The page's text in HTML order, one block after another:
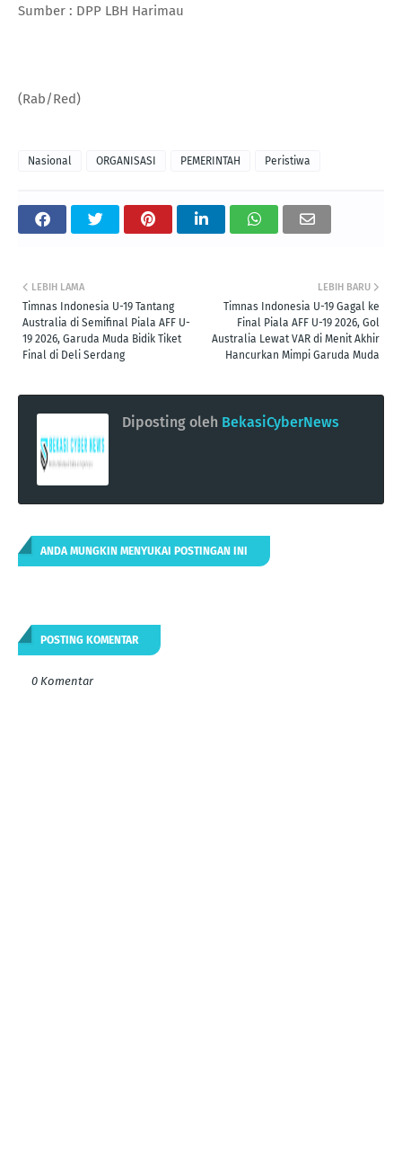
Sumber : DPP LBH Harimau
(Rab/Red)
Nasional ORGANISASI PEMERINTAH Peristiwa
LEBIH BARU
Timnas Indonesia U-19 Gagal ke
Final Piala AFF U-19 2026, Gol
Australia Lewat VAR di Menit Akhir
Hancurkan Mimpi Garuda Muda
LEBIH LAMA
Timnas Indonesia U-19 Tantang
Australia di Semifinal Piala AFF U-
19 2026, Garuda Muda Bidik Tiket
Final di Deli Serdang
Diposting oleh BekasiCyberNews
ANDA MUNGKIN MENYUKAI POSTINGAN INI
POSTING KOMENTAR
0 Komentar